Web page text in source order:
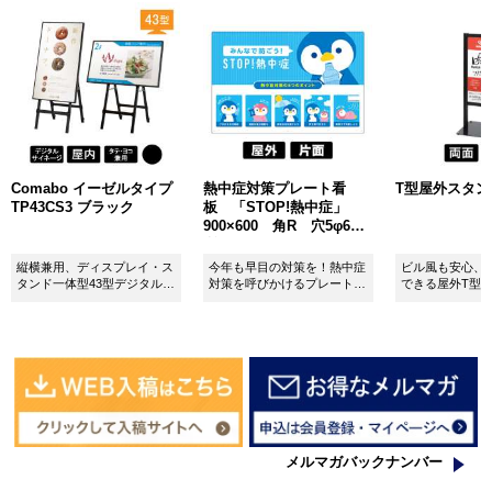
Comabo イーゼルタイプ
TP43CS3 ブラック
縦横兼用、ディスプレイ・ス
タンド一体型43型デジタルサ
熱中症対策プレート看
板 「STOP!熱中症」
900×600 角R 穴5φ6カ
今年も早目の対策を！熱中症
対策を呼びかけるプレート看
T型屋外スタ
ビル風も安心、
できる屋外T型
メルマガバックナンバー